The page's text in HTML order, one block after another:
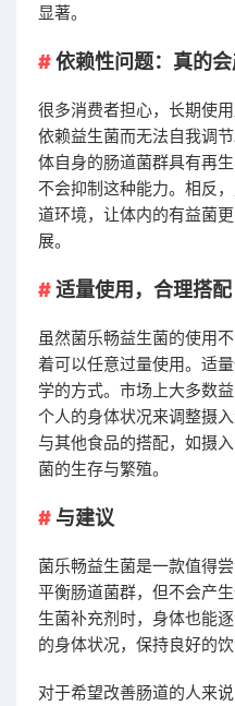
显著。
依赖性问题：真的会
很多消费者担心，长期使
依赖益生菌而无法自我调
体自身的肠道菌群具有再
不会抑制这种能力。相反
道环境，让体内的有益菌
展。
适量使用，合理搭配
虽然菌乐畅益生菌的使用
着可以任意过量使用。适
学的方式。市场上大多数
个人的身体状况来调整摄
与其他食品的搭配，如摄
菌的生存与繁殖。
与建议
菌乐畅益生菌是一款值得
平衡肠道菌群，但不会产
生菌补充剂时，身体也能
的身体状况，保持良好的
对于希望改善肠道的人来